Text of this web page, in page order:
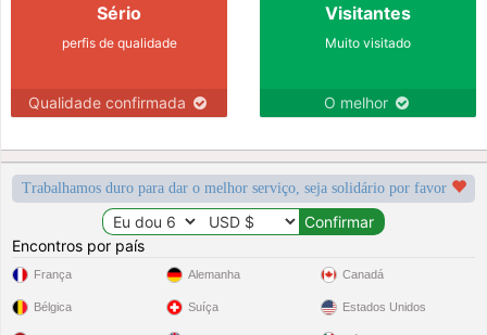
Sério
perfis de qualidade
Qualidade confirmada
Visitantes
Muito visitado
O melhor
Trabalhamos duro para dar o melhor serviço, seja solidário por favor
Encontros por país
França
Bélgica
Alemanha
Suíça
Canadá
Estados Unidos